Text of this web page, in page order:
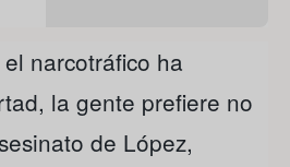
narcotráfico ha
la gente prefiere no
de López,